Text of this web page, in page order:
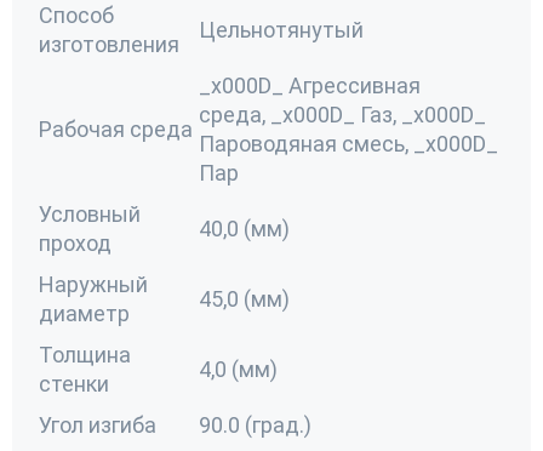
Способ
изготовления
Цельнотянутый
Рабочая среда
_x000D_ Агрессивная
среда,
_x000D_ Газ,
_x000D_
Пароводяная смесь,
_x000D_
Пар
Условный
проход
40,0 (мм)
Наружный
диаметр
45,0 (мм)
Толщина
стенки
4,0 (мм)
Угол изгиба
90.0 (град.)